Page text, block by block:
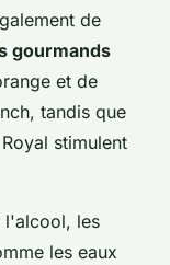
de
gourmands
et de
tandis que
stimulent
l'alcool, les
les eaux